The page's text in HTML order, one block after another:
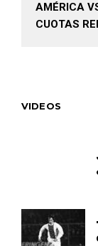
AMÉRICA
CUOTAS
VIDEOS